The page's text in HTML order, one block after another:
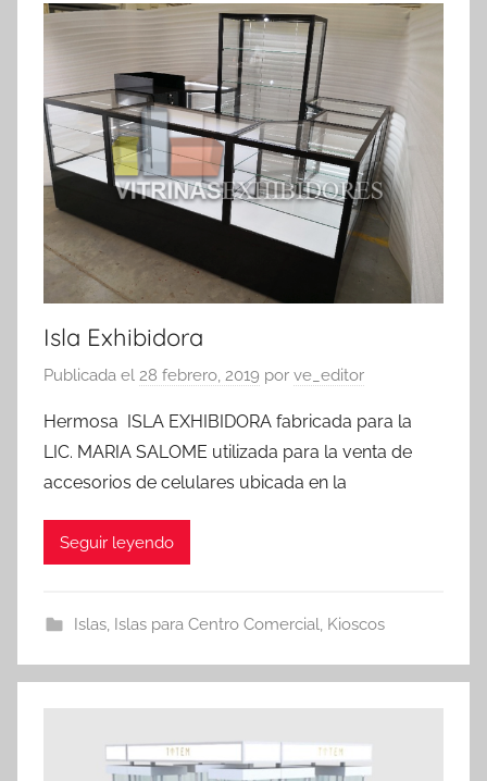
Isla Exhibidora
Publicada el 28 febrero, 2019 por ve_editor
Hermosa ISLA EXHIBIDORA fabricada para la
LIC. MARIA SALOME utilizada para la venta de
accesorios de celulares ubicada en la
Seguir leyendo
Islas, Islas para Centro Comercial, Kioscos